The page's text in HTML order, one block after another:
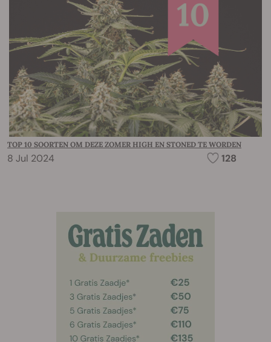
TOP 10 SOORTEN OM DEZE ZOMER HIGH EN STONED TE WORDEN
8 Jul 2024 128